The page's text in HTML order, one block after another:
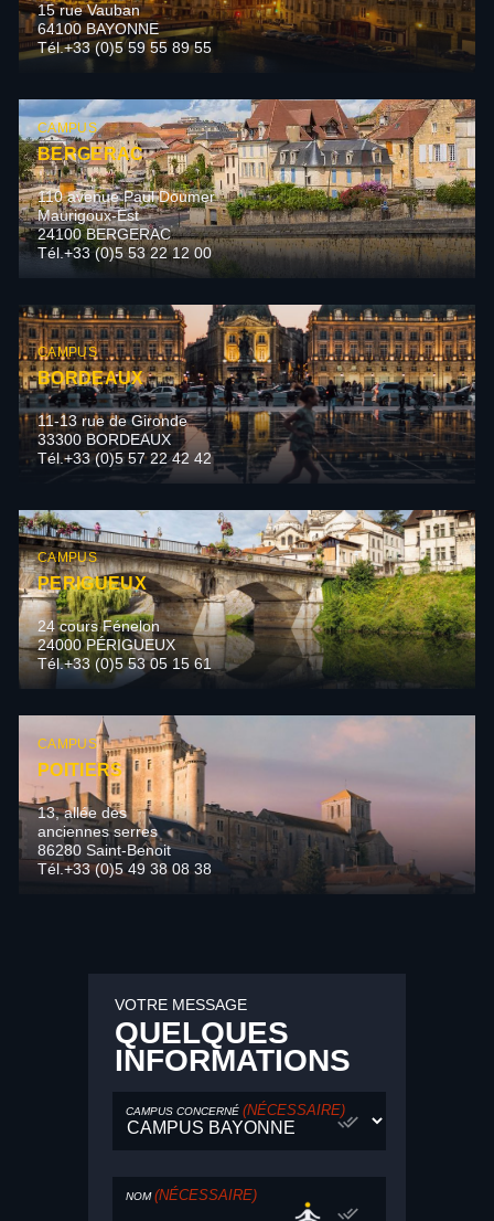
15 rue Vauban
64100 BAYONNE
Tél.+33 (0)5 59 55 89 55
CAMPUS
BERGERAC
110 avenue Paul Doumer
Maurigoux-Est
24100 BERGERAC
Tél.+33 (0)5 53 22 12 00
CAMPUS
BORDEAUX
11-13 rue de Gironde
33300 BORDEAUX
Tél.+33 (0)5 57 22 42 42
CAMPUS
PERIGUEUX
24 cours Fénelon
24000 PÉRIGUEUX
Tél.+33 (0)5 53 05 15 61
CAMPUS
POITIERS
13, allée des
anciennes serres
86280 Saint-Benoit
Tél.+33 (0)5 49 38 08 38
VOTRE MESSAGE
QUELQUES
INFORMATIONS
CAMPUS CONCERNÉ (NÉCESSAIRE)
NOM (NÉCESSAIRE)